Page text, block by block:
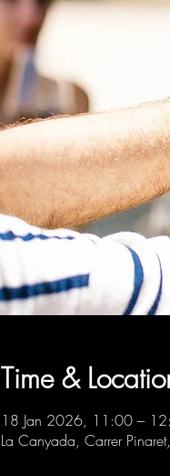
Time &
18 Jan 2026, 11:00 –
La Canyada, Carrer